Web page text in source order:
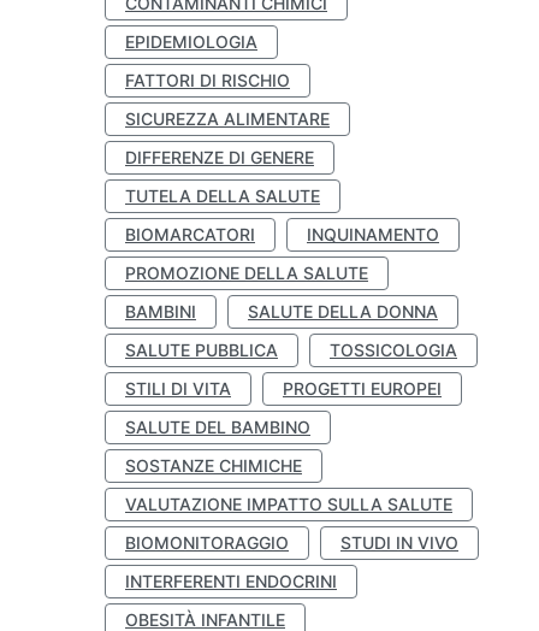
EPIDEMIOLOGIA
FATTORI DI RISCHIO
SICUREZZA ALIMENTARE
DIFFERENZE DI GENERE
TUTELA DELLA SALUTE
BIOMARCATORI
INQUINAMENTO
PROMOZIONE DELLA SALUTE
BAMBINI
SALUTE DELLA DONNA
SALUTE PUBBLICA
TOSSICOLOGIA
STILI DI VITA
PROGETTI EUROPEI
SALUTE DEL BAMBINO
SOSTANZE CHIMICHE
VALUTAZIONE IMPATTO SULLA SALUTE
BIOMONITORAGGIO
STUDI IN VIVO
INTERFERENTI ENDOCRINI
OBESITÀ INFANTILE